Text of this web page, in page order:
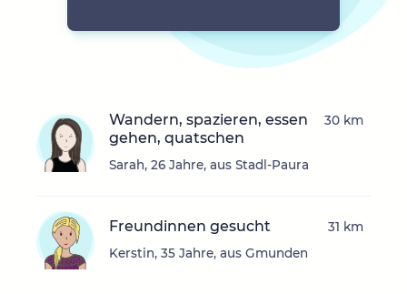
Wandern, spazieren, essen
gehen, quatschen
Sarah, 26 Jahre, aus Stadl-Paura
30 km
Freundinnen gesucht
Kerstin, 35 Jahre, aus Gmunden
31 km